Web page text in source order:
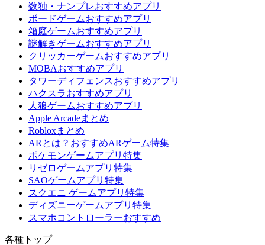
数独・ナンプレおすすめアプリ
ボードゲームおすすめアプリ
箱庭ゲームおすすめアプリ
謎解きゲームおすすめアプリ
クリッカーゲームおすすめアプリ
MOBAおすすめアプリ
タワーディフェンスおすすめアプリ
ハクスラおすすめアプリ
人狼ゲームおすすめアプリ
Apple Arcadeまとめ
Robloxまとめ
ARとは？おすすめARゲーム特集
ポケモンゲームアプリ特集
リゼロゲームアプリ特集
SAOゲームアプリ特集
スクエニ ゲームアプリ特集
ディズニーゲームアプリ特集
スマホコントローラーおすすめ
各種トップ